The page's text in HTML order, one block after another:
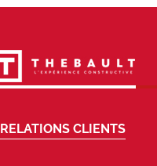
RELATIONS CLIENTS